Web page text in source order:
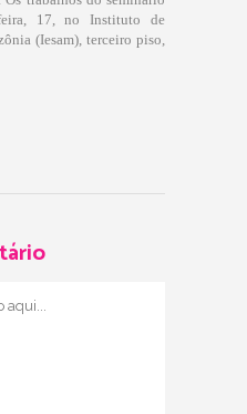
feira, 17, no Instituto de
(Iesam), terceiro piso,